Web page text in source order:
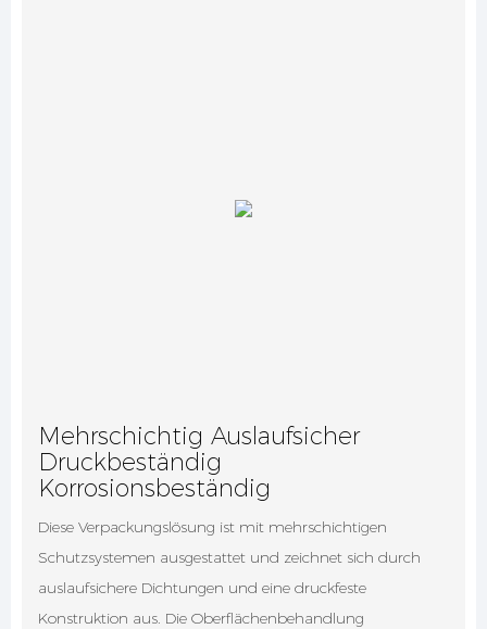
Mehrschichtig Auslaufsicher
Druckbeständig
Korrosionsbeständig
Diese Verpackungslösung ist mit mehrschichtigen
Schutzsystemen ausgestattet und zeichnet sich durch
auslaufsichere Dichtungen und eine druckfeste
Konstruktion aus. Die Oberflächenbehandlung